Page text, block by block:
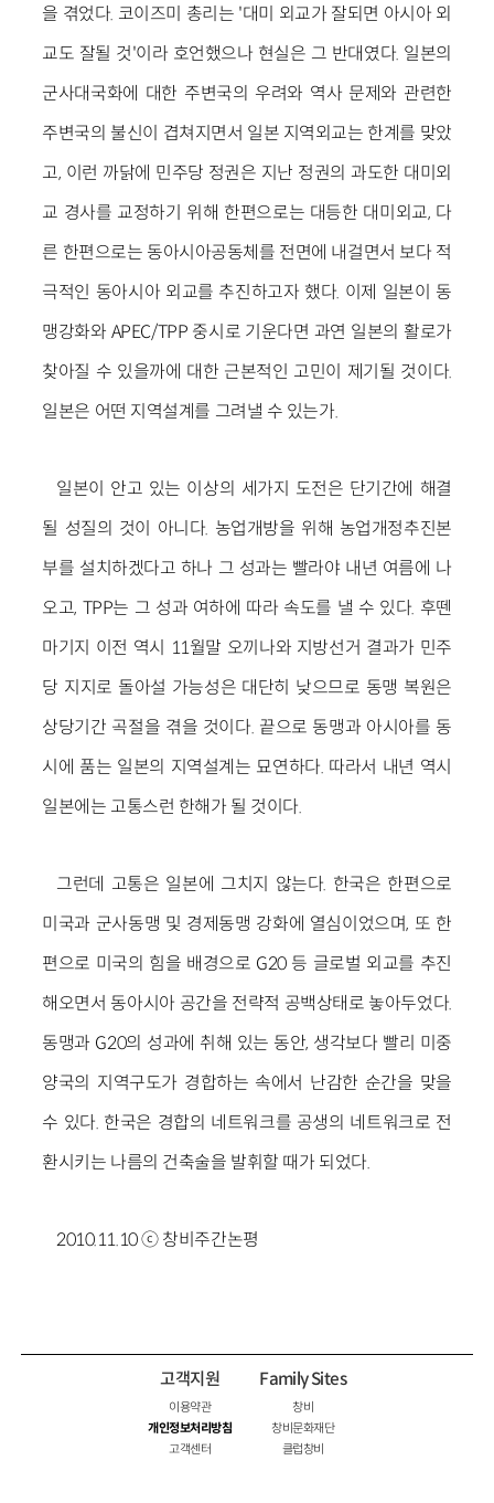
을 겪었다. 코이즈미 총리는 '대미 외교가 잘되면 아시아 외
교도 잘될 것'이라 호언했으나 현실은 그 반대였다. 일본의
군사대국화에 대한 주변국의 우려와 역사 문제와 관련한
주변국의 불신이 겹쳐지면서 일본 지역외교는 한계를 맞았
고, 이런 까닭에 민주당 정권은 지난 정권의 과도한 대미외
교 경사를 교정하기 위해 한편으로는 대등한 대미외교, 다
른 한편으로는 동아시아공동체를 전면에 내걸면서 보다 적
극적인 동아시아 외교를 추진하고자 했다. 이제 일본이 동
맹강화와 APEC/TPP 중시로 기운다면 과연 일본의 활로가
찾아질 수 있을까에 대한 근본적인 고민이 제기될 것이다.
일본은 어떤 지역설계를 그려낼 수 있는가.
일본이 안고 있는 이상의 세가지 도전은 단기간에 해결
될 성질의 것이 아니다. 농업개방을 위해 농업개정추진본
부를 설치하겠다고 하나 그 성과는 빨라야 내년 여름에 나
오고, TPP는 그 성과 여하에 따라 속도를 낼 수 있다. 후뗀
마기지 이전 역시 11월말 오끼나와 지방선거 결과가 민주
당 지지로 돌아설 가능성은 대단히 낮으므로 동맹 복원은
상당기간 곡절을 겪을 것이다. 끝으로 동맹과 아시아를 동
시에 품는 일본의 지역설계는 묘연하다. 따라서 내년 역시
일본에는 고통스런 한해가 될 것이다.
그런데 고통은 일본에 그치지 않는다. 한국은 한편으로
미국과 군사동맹 및 경제동맹 강화에 열심이었으며, 또 한
편으로 미국의 힘을 배경으로 G20 등 글로벌 외교를 추진
해오면서 동아시아 공간을 전략적 공백상태로 놓아두었다.
동맹과 G20의 성과에 취해 있는 동안, 생각보다 빨리 미중
양국의 지역구도가 경합하는 속에서 난감한 순간을 맞을
수 있다. 한국은 경합의 네트워크를 공생의 네트워크로 전
환시키는 나름의 건축술을 발휘할 때가 되었다.
2010.11.10 ⓒ 창비주간논평
고객지원
이용약관
개인정보처리방침
고객센터
Family Sites
창비
창비문화재단
클럽창비